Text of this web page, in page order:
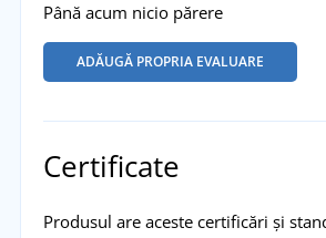
Până acum nicio părere
ADĂUGĂ PROPRIA EVALUARE
Certificate
Produsul are aceste certificări și